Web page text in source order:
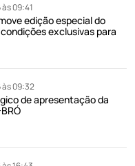
09:41
edição especial do
exclusivas para
às 09:32
de apresentação da